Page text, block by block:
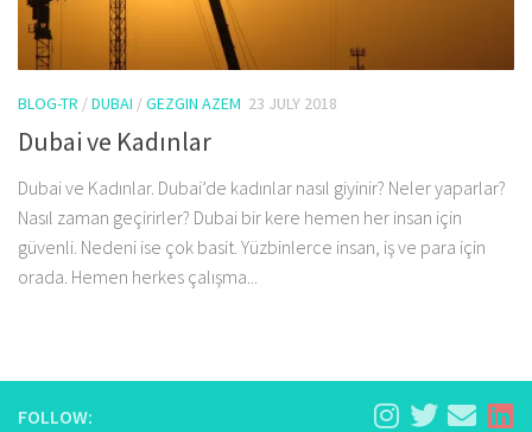
BLOG-TR /DUBAI /GEZGIN AZEM 23 JULY 2018
Dubai ve Kadınlar
Dubai ve Kadınlar. Dubai’de kadınlar nasıl giyinir? Neler yaparlar?
Nasıl zaman geçirirler? Dubai bir kere hemen her insan için
güvenli. Nedeni ise çok basit. Yüzbinlerce insan, iş ve para için
orada. Hemen herkes çalışma...
FOLLOW: